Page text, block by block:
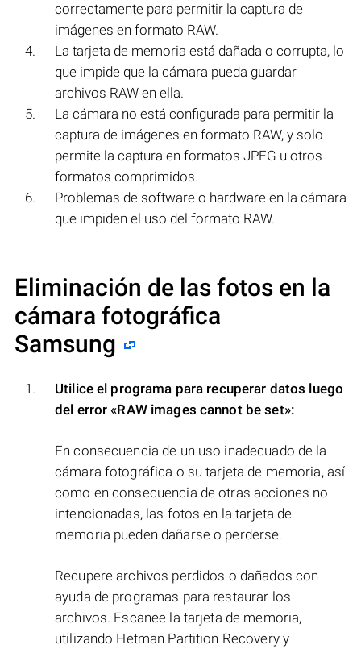
correctamente para permitir la captura de
imágenes en formato RAW.
La tarjeta de memoria está dañada o corrupta, lo
que impide que la cámara pueda guardar
archivos RAW en ella.
La cámara no está configurada para permitir la
captura de imágenes en formato RAW, y solo
permite la captura en formatos JPEG u otros
formatos comprimidos.
Problemas de software o hardware en la cámara
que impiden el uso del formato RAW.
Eliminación de las fotos en la
cámara fotográfica
Samsung
Utilice el programa para recuperar datos luego
del error«RAW images cannot be set»:
En consecuencia de un uso inadecuado de la
cámara fotográfica o su tarjeta de memoria, así
como en consecuencia de otras acciones no
intencionadas, las fotos en la tarjeta de
memoria pueden dañarse o perderse.
Recupere archivos perdidos o dañados con
ayuda de programas para restaurar los
archivos. Escanee la tarjeta de memoria,
utilizando Hetman Partition Recovery y